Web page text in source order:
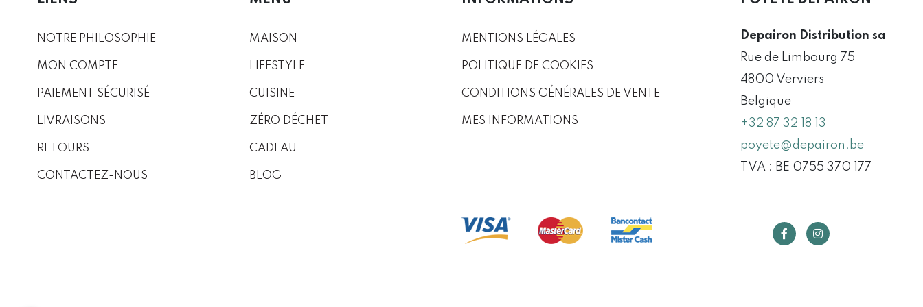
NOTRE PHILOSOPHIE
MON COMPTE
PAIEMENT SÉCURISÉ
LIVRAISONS
RETOURS
CONTACTEZ-NOUS
MAISON
LIFESTYLE
CUISINE
ZÉRO DÉCHET
CADEAU
BLOG
MENTIONS LÉGALES
POLITIQUE DE COOKIES
CONDITIONS GÉNÉRALES DE VENTE
MES INFORMATIONS
Depairon Distribution sa
Rue de Limbourg 75
4800 Verviers
Belgique
+32 87 32 18 13
poyete@depairon.be
TVA : BE 0755 370 177